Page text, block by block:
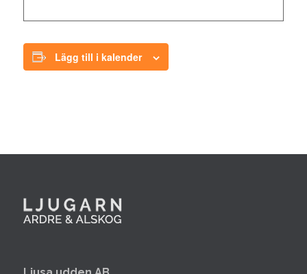
Lägg till i kalender